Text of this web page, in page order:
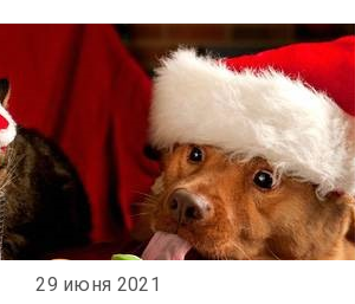
29 июня 2021